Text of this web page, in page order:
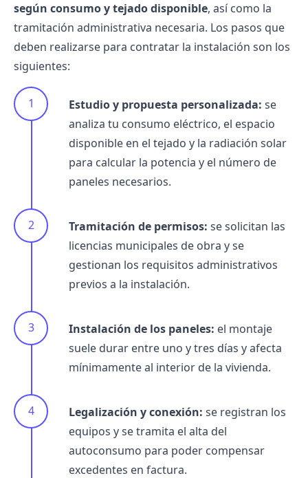
según consumo y tejado disponible, así como la
tramitación administrativa necesaria. Los pasos que
deben realizarse para contratar la instalación son los
siguientes:
Estudio y propuesta personalizada: se
analiza tu consumo eléctrico, el espacio
disponible en el tejado y la radiación solar
para calcular la potencia y el número de
paneles necesarios.
Tramitación de permisos: se solicitan las
licencias municipales de obra y se
gestionan los requisitos administrativos
previos a la instalación.
Instalación de los paneles: el montaje
suele durar entre uno y tres días y afecta
mínimamente al interior de la vivienda.
Legalización y conexión: se registran los
equipos y se tramita el alta del
autoconsumo para poder compensar
excedentes en factura.